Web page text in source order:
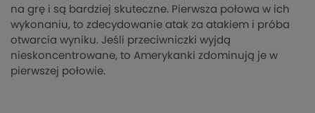
na grę i są bardziej skuteczne. Pierwsza połowa w ich
wykonaniu, to zdecydowanie atak za atakiem i próba
otwarcia wyniku. Jeśli przeciwniczki wyjdą
nieskoncentrowane, to Amerykanki zdominują je w
pierwszej połowie.